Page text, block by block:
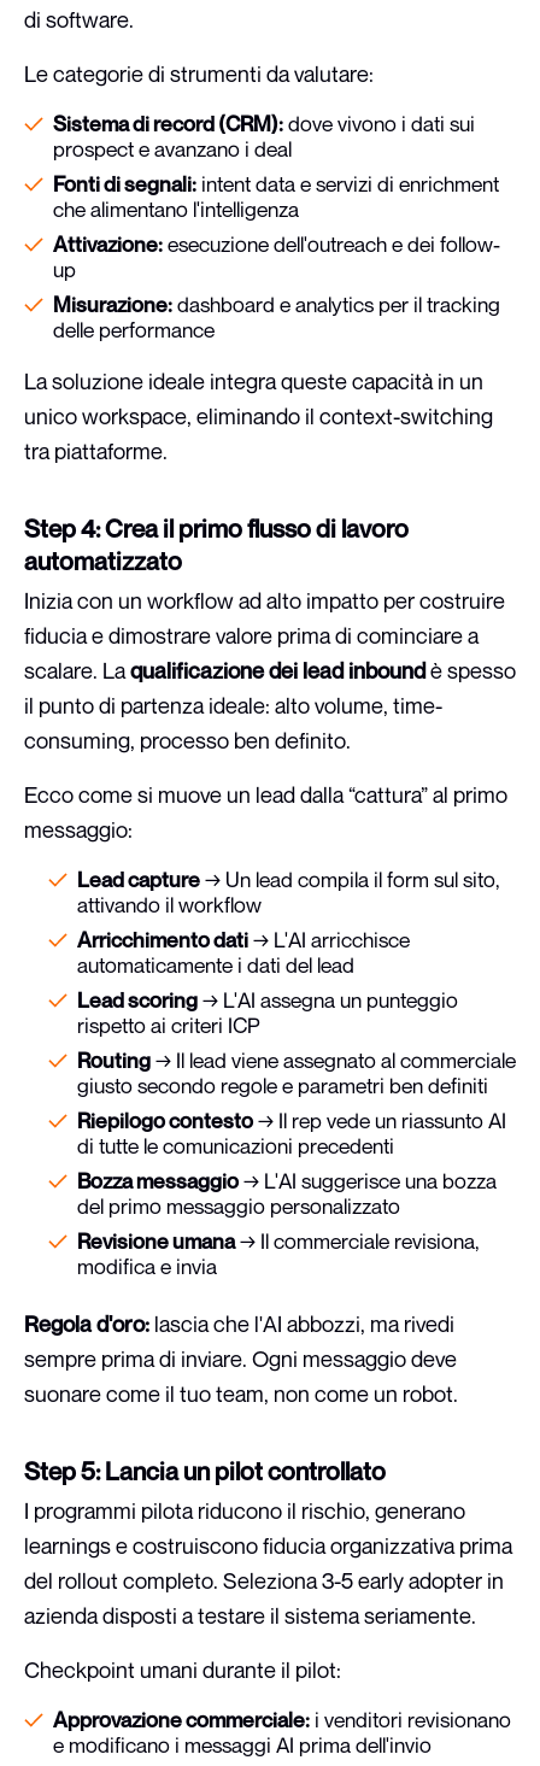
di software.
Le categorie di strumenti da valutare:
Sistema di record (CRM):dove vivono i dati sui
prospect e avanzano i deal
Fonti di segnali: intent data e servizi di enrichment
che alimentano l'intelligenza
Attivazione:esecuzione dell'outreach e dei follow-
up
Misurazione:dashboard e analytics per il tracking
delle performance
La soluzione ideale integra queste capacità in un
unico workspace, eliminando il context-switching
tra piattaforme.
Step 4: Crea il primo flusso di lavoro
automatizzato
Inizia con un workflow ad alto impatto per costruire
fiducia e dimostrare valore prima di cominciare a
scalare. Laqualificazione dei lead inboundè spesso
il punto di partenza ideale: alto volume, time-
consuming, processo ben definito.
Ecco come si muove un lead dalla “cattura” al primo
messaggio:
Lead capture→ Un lead compila il form sul sito,
attivando il workflow
Arricchimento dati→ L'AI arricchisce
automaticamente i dati del lead
Lead scoring→ L'AI assegna un punteggio
rispetto ai criteri ICP
Routing→ Il lead viene assegnato al commerciale
giusto secondo regole e parametri ben definiti
Riepilogo contesto→ Il rep vede un riassunto AI
di tutte le comunicazioni precedenti
Bozza messaggio→ L'AI suggerisce una bozza
del primo messaggio personalizzato
Revisione umana→ Il commerciale revisiona,
modifica e invia
Regola d'oro: lascia che l'AI abbozzi, ma rivedi
sempre prima di inviare. Ogni messaggio deve
suonare come il tuo team, non come un robot.
Step 5: Lancia un pilot controllato
I programmi pilota riducono il rischio, generano
learnings e costruiscono fiducia organizzativa prima
del rollout completo. Seleziona 3-5 early adopter in
azienda disposti a testare il sistema seriamente.
Checkpoint umani durante il pilot:
Approvazione commerciale: i venditori revisionano
e modificano i messaggi AI prima dell'invio